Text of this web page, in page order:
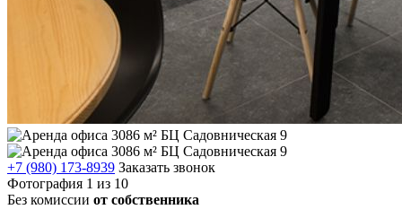
+7 (980) 173-8939 Заказать звонок
Фотография 1 из 10
Без комиссии от собственника